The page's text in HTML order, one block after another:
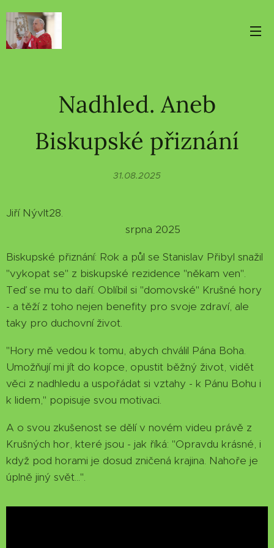
Nadhled. Aneb
Biskupské přiznání
31.08.2025
Jiří Nývlt28.
srpna 2025
Biskupské přiznání: Rok a půl se Stanislav Přibyl snažil
"vykopat se" z biskupské rezidence "někam ven".
Teď se mu to daří. Oblíbil si "domovské" Krušné hory
- a těží z toho nejen benefity pro svoje zdraví, ale
taky pro duchovní život.
"Hory mě vedou k tomu, abych chválil Pána Boha.
Umožňují mi jít do kopce, opustit běžný život, vidět
věci z nadhledu a uspořádat si vztahy - k Pánu Bohu i
k lidem," popisuje svou motivaci.
A o svou zkušenost se dělí v novém videu právě z
Krušných hor, které jsou - jak říká: "Opravdu krásné, i
když pod horami je dosud zničená krajina. Nahoře je
úplně jiný svět...".